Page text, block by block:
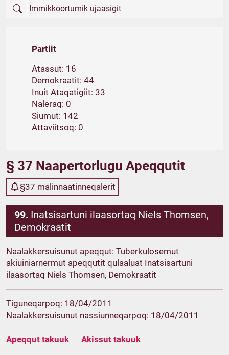
Partiit
Atassut: 16
Demokraatit: 44
Inuit Ataqatigiit: 33
Naleraq: 0
Siumut: 142
Attaviitsoq: 0
§ 37 Naapertorlugu Apeqqutit
§37 malinnaatinneqalerit
99. Inatsisartuni ilaasortaq Niels Thomsen,
Demokraatit
Naalakkersuisunut apeqqut: Tuberkulosemut
akiuiniarnermut apeqqutit qulaaluat Inatsisartuni
ilaasortaq Niels Thomsen, Demokraatit
Tiguneqarpoq: 18/04/2011
Naalakkersuisunut nassiunneqarpoq: 18/04/2011
Apeqqut takuuk Akissut takuuk